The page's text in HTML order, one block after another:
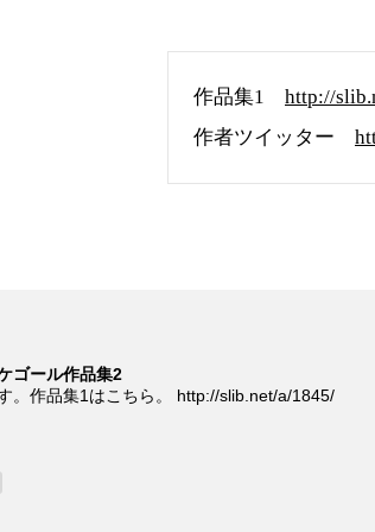
作品集1 http://
作者ツイッター
ゴール作品集2
。作品集1はこちら。 http://slib.net/a/1845/